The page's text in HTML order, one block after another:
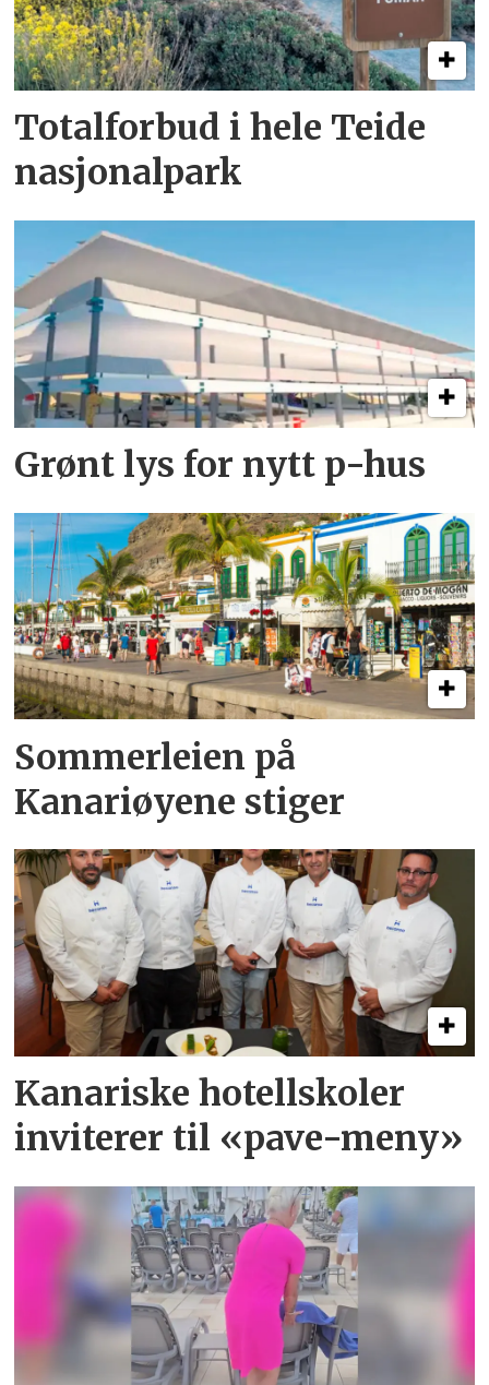
Totalforbud i hele Teide
nasjonalpark
Grønt lys for nytt p-hus
Sommerleien på
Kanariøyene stiger
Kanariske hotellskoler
inviterer til «pave-meny»